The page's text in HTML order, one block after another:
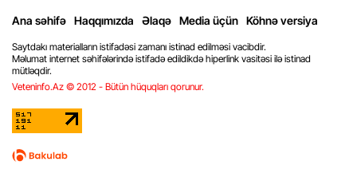
Ana səhifə Haqqımızda Əlaqə Media üçün Köhnə versiya
Saytdakı materialların istifadəsi zamanı istinad edilməsi vacibdir.
Məlumat internet səhifələrində istifadə edildikdə hiperlink vasitəsi ilə istinad
mütləqdir.
Veteninfo.Az © 2012 - Bütün hüquqları qorunur.